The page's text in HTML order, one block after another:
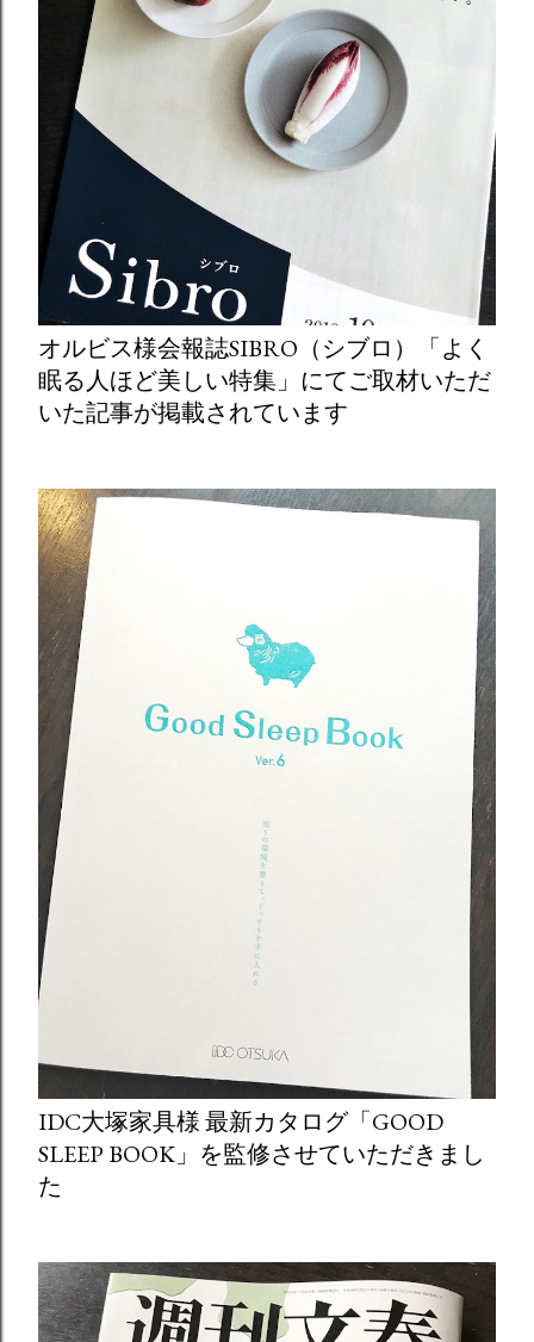
オルビス様会報誌SIBRO（シブロ）「よく
眠る人ほど美しい特集」にてご取材いただ
いた記事が掲載されています
IDC大塚家具様 最新カタログ「GOOD
SLEEP BOOK」を監修させていただきまし
た